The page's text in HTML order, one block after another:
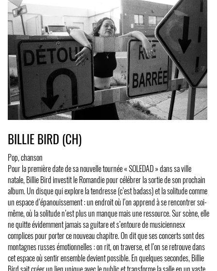
BILLIE BIRD (CH)
Pop, chanson
Pour la première date de sa nouvelle tournée « SOLEDAD » dans sa ville
natale, Billie Bird investit le Romandie pour célébrer la sortie de son prochain
album. Un disque qui explore la tendresse (c’est badass) et la solitude comme
un espace d’épanouissement : un endroit où l’on apprend à se rencontrer soi-
même, où la solitude n’est plus un manque mais une ressource. Sur scène, elle
ne quitte évidemment jamais sa guitare et s’entoure de musiciennesx
complices pour porter ce nouveau chapitre. On dit que ses concerts sont des
montagnes russes émotionnelles : on rit, on traverse, et l’on se retrouve dans
cet espace où sentir ensemble devient possible. En quelques secondes, Billie